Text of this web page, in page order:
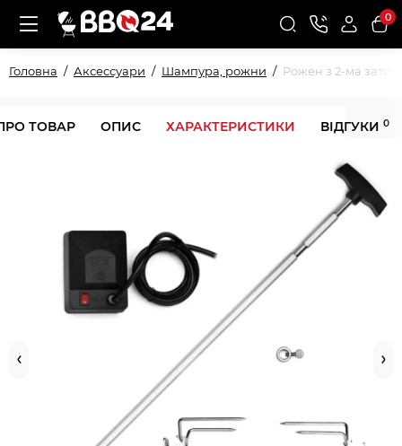
0
Головна Аксессуари Шампура, рожни Рожен з 2-ма
ТОВАР ОПИС ХАРАКТЕРИСТИКИ ВІДГУКИ 0